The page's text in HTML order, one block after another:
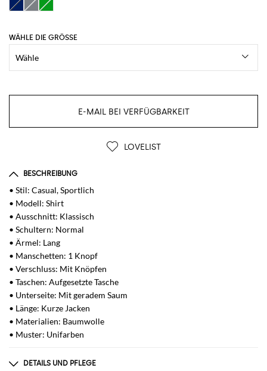
WÄHLE DIE GRÖSSE
E-MAIL BEI VERFÜGBARKEIT
LOVELIST
BESCHREIBUNG
• Stil: Casual, Sportlich
• Modell: Shirt
• Ausschnitt: Klassisch
• Schultern: Normal
• Ärmel: Lang
• Manschetten: 1 Knopf
• Verschluss: Mit Knöpfen
• Taschen: Aufgesetzte Tasche
• Unterseite: Mit geradem Saum
• Länge: Kurze Jacken
• Materialien: Baumwolle
• Muster: Unifarben
DETAILS UND PFLEGE